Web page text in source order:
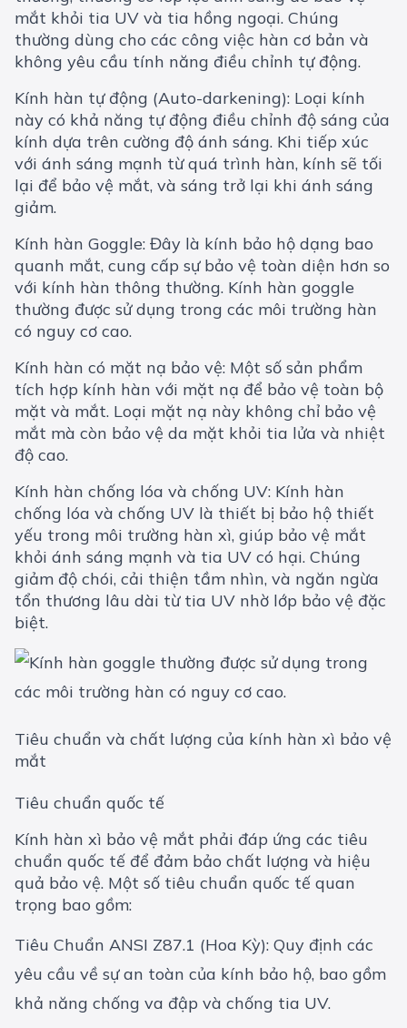
mắt khỏi tia UV và tia hồng ngoại. Chúng
thường dùng cho các công việc hàn cơ bản và
không yêu cầu tính năng điều chỉnh tự động.
Kính hàn tự động (Auto-darkening): Loại kính
này có khả năng tự động điều chỉnh độ sáng của
kính dựa trên cường độ ánh sáng. Khi tiếp xúc
với ánh sáng mạnh từ quá trình hàn, kính sẽ tối
lại để bảo vệ mắt, và sáng trở lại khi ánh sáng
giảm.
Kính hàn Goggle: Đây là kính bảo hộ dạng bao
quanh mắt, cung cấp sự bảo vệ toàn diện hơn so
với kính hàn thông thường. Kính hàn goggle
thường được sử dụng trong các môi trường hàn
có nguy cơ cao.
Kính hàn có mặt nạ bảo vệ: Một số sản phẩm
tích hợp kính hàn với mặt nạ để bảo vệ toàn bộ
mặt và mắt. Loại mặt nạ này không chỉ bảo vệ
mắt mà còn bảo vệ da mặt khỏi tia lửa và nhiệt
độ cao.
Kính hàn chống lóa và chống UV: Kính hàn
chống lóa và chống UV là thiết bị bảo hộ thiết
yếu trong môi trường hàn xì, giúp bảo vệ mắt
khỏi ánh sáng mạnh và tia UV có hại. Chúng
giảm độ chói, cải thiện tầm nhìn, và ngăn ngừa
tổn thương lâu dài từ tia UV nhờ lớp bảo vệ đặc
biệt.
Tiêu chuẩn và chất lượng của kính hàn xì bảo vệ
mắt
Tiêu chuẩn quốc tế
Kính hàn xì bảo vệ mắt phải đáp ứng các tiêu
chuẩn quốc tế để đảm bảo chất lượng và hiệu
quả bảo vệ. Một số tiêu chuẩn quốc tế quan
trọng bao gồm:
Tiêu Chuẩn ANSI Z87.1 (Hoa Kỳ): Quy định các
yêu cầu về sự an toàn của kính bảo hộ, bao gồm
khả năng chống va đập và chống tia UV.